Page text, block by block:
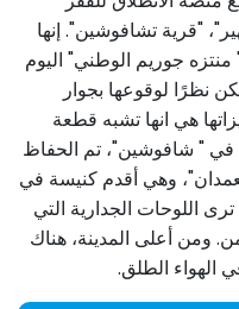
"قرية تشافوشين". إنها
جوريم الوطني" اليوم
نظرًا لوقوعها بجوار
هي انها تشبه قطعة
في " شافوشين"، تم الحفاظ
وهي أقدم كنيسة في
اللوحات الجدارية التي
ومن أعلى المدينة، هناك
الطلق.